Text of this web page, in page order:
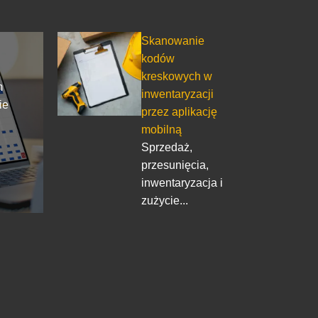
Skanowanie
kodów
kreskowych w
inwentaryzacji
przez aplikację
mobilną
Sprzedaż,
przesunięcia,
inwentaryzacja i
zużycie...